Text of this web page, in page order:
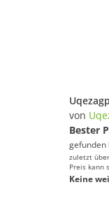
von
Bester
gefunden
zuletzt
Preis kann
Keine